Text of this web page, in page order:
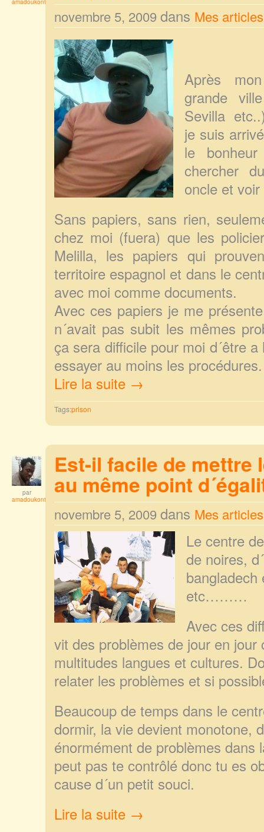
amadoukonta
novembre 5, 2009 dans Mes articles
Après
grande
Sevilla
je suis
le
chercher
oncle et
Sans papiers, sans rien,
chez moi (fuera) que les
Melilla, les papiers qui
territoire espagnol et dans le
avec moi comme documents.
Avec ces papiers je me
n´avait pas subit les mêmes
ça sera difficile pour moi d´être
essayer au moins les procédures.
Lire la suite →
Tags:prison
par
amadoukonta
Est-il facile de mettre
au même point
novembre 5, 2009 dans Mes articles
Le centre
de noires,
bangladech
etc………
Avec ces
vit des problèmes de jour en jour
multitudes langues et cultures.
relater les problèmes et si
Beaucoup de temps dans le
dormir, la vie devient monotone,
énormément de problèmes dans
peut pas te contrôlé donc tu es
cause d´un petit souci.
Lire la suite →